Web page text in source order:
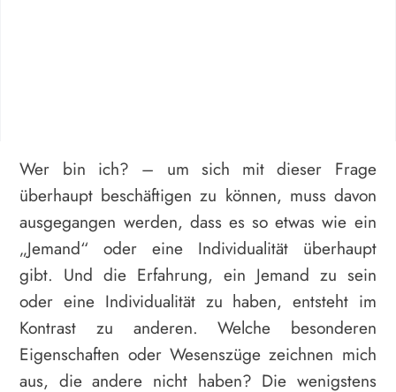
Wer bin ich? – um sich mit dieser Frage
überhaupt beschäftigen zu können, muss davon
ausgegangen werden, dass es so etwas wie ein
„Jemand“ oder eine Individualität überhaupt
gibt. Und die Erfahrung, ein Jemand zu sein
oder eine Individualität zu haben, entsteht im
Kontrast zu anderen. Welche besonderen
Eigenschaften oder Wesenszüge zeichnen mich
aus, die andere nicht haben? Die wenigstens